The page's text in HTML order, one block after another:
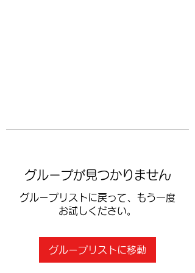
グループが見つかりません
グループリストに戻って、もう一度
お試しください。
グループリストに移動